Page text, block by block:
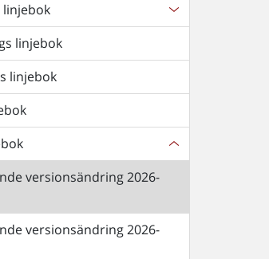
linjebok
linjebok
linjebok
versionsändring 2026-
versionsändring 2026-